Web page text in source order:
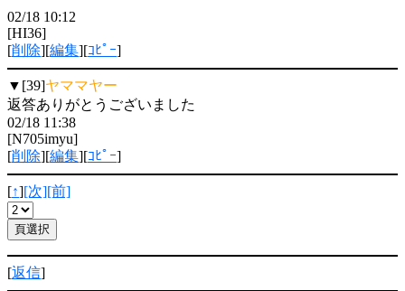
02/18 10:12
[HI36]
[削除][編集][ｺﾋﾟｰ]
▼[39]ヤママヤー
返答ありがとうございました
02/18 11:38
[N705imyu]
[削除][編集][ｺﾋﾟｰ]
[↑][次][前]
[返信]